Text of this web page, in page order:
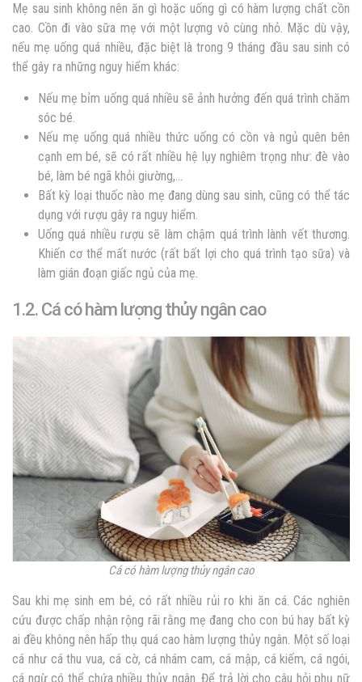
Mẹ sau sinh không nên ăn gì hoặc uống gì có hàm lượng chất cồn
cao. Cồn đi vào sữa mẹ với một lượng vô cùng nhỏ. Mặc dù vậy,
nếu mẹ uống quá nhiều, đặc biệt là trong 9 tháng đầu sau sinh có
thể gây ra những nguy hiểm khác:
Nếu mẹ bỉm uống quá nhiều sẽ ảnh hưởng đến quá trình chăm
sóc bé.
Nếu mẹ uống quá nhiều thức uống có cồn và ngủ quên bên
cạnh em bé, sẽ có rất nhiều hệ lụy nghiêm trọng như: đè vào
bé, làm bé ngã khỏi giường,…
Bất kỳ loại thuốc nào mẹ đang dùng sau sinh, cũng có thể tác
dụng với rượu gây ra nguy hiểm.
Uống quá nhiều rượu sẽ làm chậm quá trình lành vết thương.
Khiến cơ thể mất nước (rất bất lợi cho quá trình tạo sữa) và
làm gián đoạn giấc ngủ của mẹ.
1.2. Cá có hàm lượng thủy ngân cao
Cá có hàm lượng thủy ngân cao
Sau khi mẹ sinh em bé, có rất nhiều rủi ro khi ăn cá. Các nghiên
cứu được chấp nhận rộng rãi rằng mẹ đang cho con bú hay bất kỳ
ai đều không nên hấp thụ quá cao hàm lượng thủy ngân. Một số loại
cá như cá thu vua, cá cờ, cá nhám cam, cá mập, cá kiếm, cá ngói,
cá ngừ có thể chứa nhiều thủy ngân. Để trả lời cho câu hỏiphụ nữ